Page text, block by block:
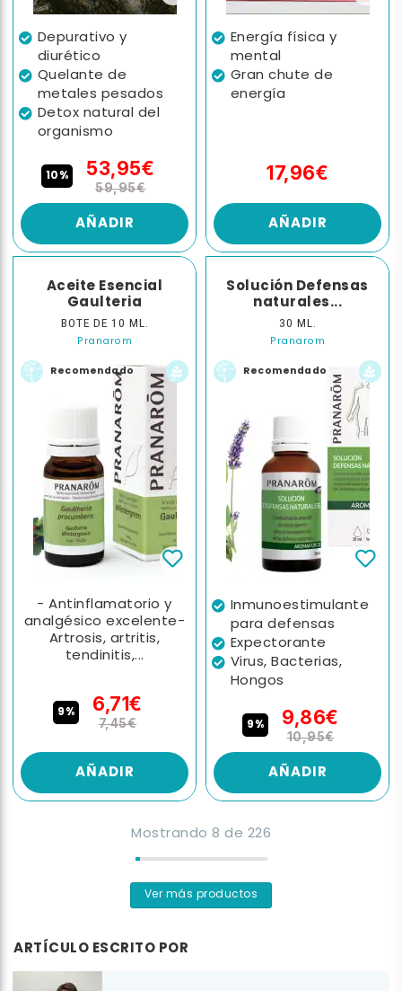
Depurativo y
diurético
Quelante de
metales pesados
Detox natural del
organismo
10% 53,95€
59,95€
AÑADIR
Energía física y
mental
Gran chute de
energía
17,96€
AÑADIR
Aceite Esencial
Gaulteria
BOTE DE 10 ML.
Pranarom
Recomendado
- Antinflamatorio y
analgésico excelente-
Artrosis, artritis,
tendinitis,...
9% 6,71€
7,45€
AÑADIR
Solución Defensas
naturales...
30 ML.
Pranarom
Recomendado
Inmunoestimulante
para defensas
Expectorante
Virus, Bacterias,
Hongos
9% 9,86€
10,95€
AÑADIR
Mostrando 8 de 226
Ver más productos
ARTÍCULO ESCRITO POR